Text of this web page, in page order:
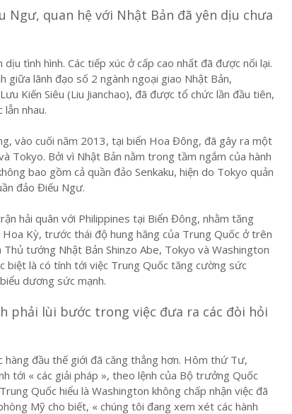
Ngư, quan hệ với Nhật Bản đã yên dịu chưa
tình hình. Các tiếp xúc ở cấp cao nhất đã được nối lại.
giữa lãnh đạo số 2 ngành ngoại giao Nhật Bản,
Kiến Siêu (Liu Jianchao), đã được tổ chức lần đầu tiên,
nhau.
vào cuối năm 2013, tại biển Hoa Đông, đã gây ra một
Tokyo. Bởi vì Nhật Bản nằm trong tầm ngắm của hành
bao gồm cả quần đảo Senkaku, hiện do Tokyo quản
đảo Điếu Ngư.
hải quân với Philippines tại Biển Đông, nhằm tăng
Kỳ, trước thái độ hung hăng của Trung Quốc ở trên
tướng Nhật Bản Shinzo Abe, Tokyo và Washington
biệt là có tính tới việc Trung Quốc tăng cường sức
dương sức mạnh.
phải lùi bước trong việc đưa ra các đòi hỏi
đầu thế giới đã căng thẳng hơn. Hôm thứ Tư,
tới « các giải pháp », theo lệnh của Bộ trưởng Quốc
Quốc hiểu là Washington không chấp nhận việc đã
Mỹ cho biết, « chúng tôi đang xem xét các hành